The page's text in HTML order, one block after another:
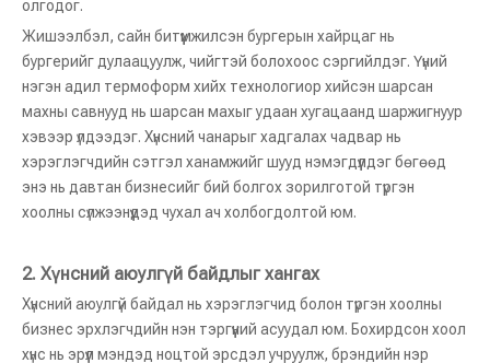
олгодог.
Жишээлбэл, сайн битүүмжилсэн бургерын хайрцаг нь
бургерийг дулаацуулж, чийгтэй болохоос сэргийлдэг. Үүний
нэгэн адил термоформ хийх технологиор хийсэн шарсан
махны савнууд нь шарсан махыг удаан хугацаанд шаржигнуур
хэвээр үлдээдэг. Хүнсний чанарыг хадгалах чадвар нь
хэрэглэгчдийн сэтгэл ханамжийг шууд нэмэгдүүлдэг бөгөөд
энэ нь давтан бизнесийг бий болгох зорилготой түргэн
хоолны сүлжээнүүдэд чухал ач холбогдолтой юм.
2. Хүнсний аюулгүй байдлыг хангах
Хүнсний аюулгүй байдал нь хэрэглэгчид болон түргэн хоолны
бизнес эрхлэгчдийн нэн тэргүүний асуудал юм. Бохирдсон хоол
хүнс нь эрүүл мэндэд ноцтой эрсдэл учруулж, брэндийн нэр